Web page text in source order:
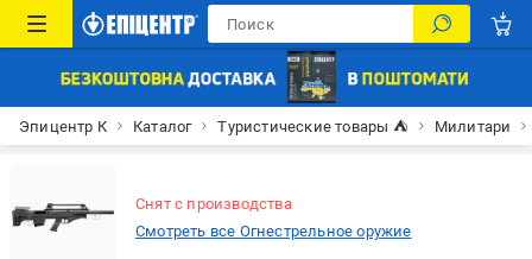
Эпицентр К Каталог Туристические товары ⛺ Милитари
Снят с производства
Смотреть все Огнестрельное оружие